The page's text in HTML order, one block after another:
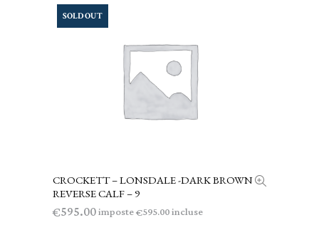
SOLD OUT
LEGGI TUTTO
CROCKETT – LONSDALE -DARK BROWN
REVERSE CALF – 9
€595.00imposte€595.00incluse